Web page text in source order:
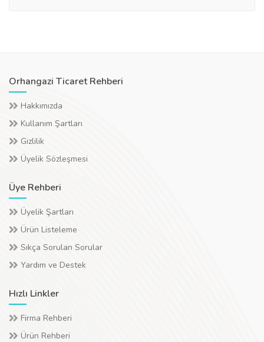
Orhangazi Ticaret Rehberi
Hakkımızda
Kullanım Şartları
Gizlilik
Üyelik Sözleşmesi
Üye Rehberi
Üyelik Şartları
Ürün Listeleme
Sıkça Sorulan Sorular
Yardım ve Destek
Hızlı Linkler
Firma Rehberi
Ürün Rehberi